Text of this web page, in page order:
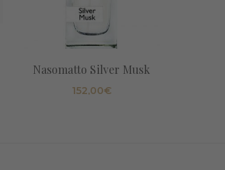
Nasomatto Silver Musk
152,00€